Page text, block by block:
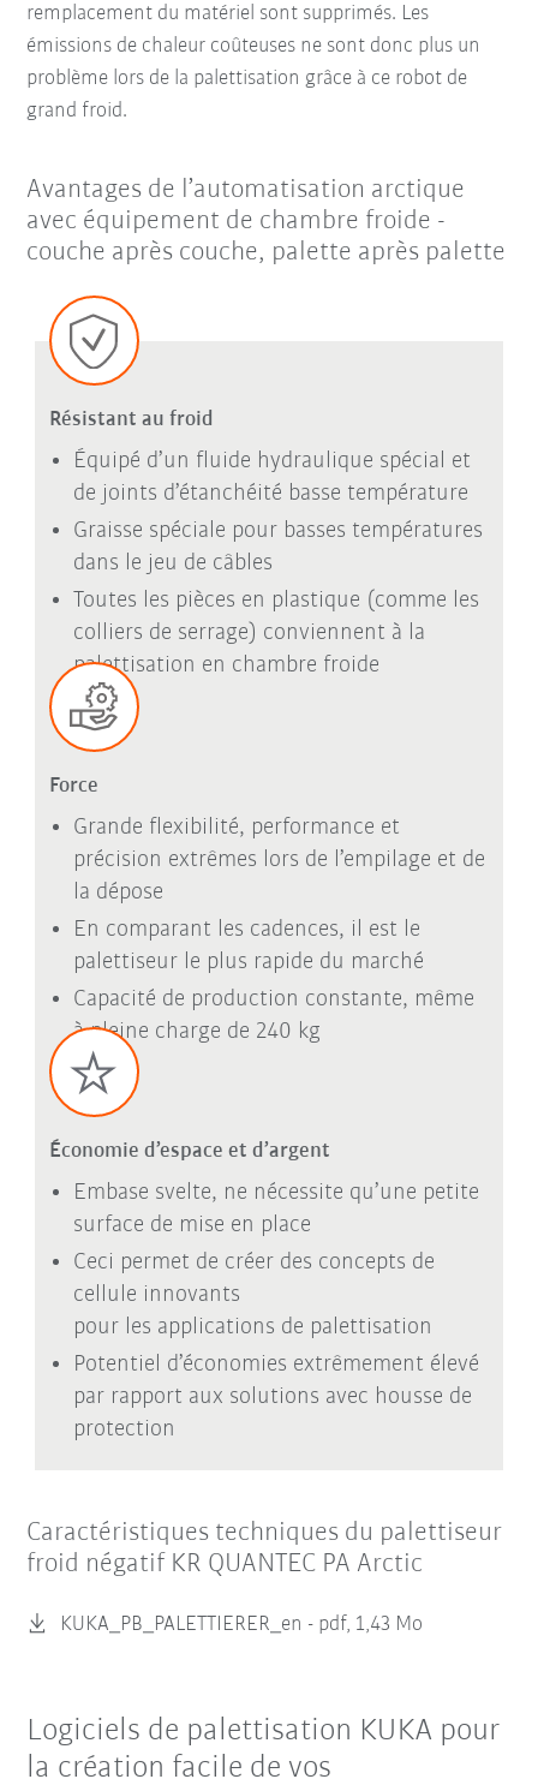
remplacement du matériel sont supprimés. Les
émissions de chaleur coûteuses ne sont donc plus un
problème lors de la palettisation grâce à ce robot de
grand froid.
Avantages de l’automatisation arctique
avec équipement de chambre froide -
couche après couche, palette après palette
Résistant au froid
Équipé d’un fluide hydraulique spécial et
de joints d’étanchéité basse température
Graisse spéciale pour basses températures
dans le jeu de câbles
Toutes les pièces en plastique (comme les
colliers de serrage) conviennent à la
palettisation en chambre froide
Force
Grande flexibilité, performance et
précision extrêmes lors de l’empilage et de
la dépose
En comparant les cadences, il est le
palettiseur le plus rapide du marché
Capacité de production constante, même
à pleine charge de 240 kg
Économie d’espace et d’argent
Embase svelte, ne nécessite qu’une petite
surface de mise en place
Ceci permet de créer des concepts de
cellule innovants
pour les applications de palettisation
Potentiel d’économies extrêmement élevé
par rapport aux solutions avec housse de
protection
Caractéristiques techniques du palettiseur
froid négatif KR QUANTEC PA Arctic
KUKA_PB_PALETTIERER_en - pdf, 1,43 Mo
Logiciels de palettisation KUKA pour
la création facile de vos